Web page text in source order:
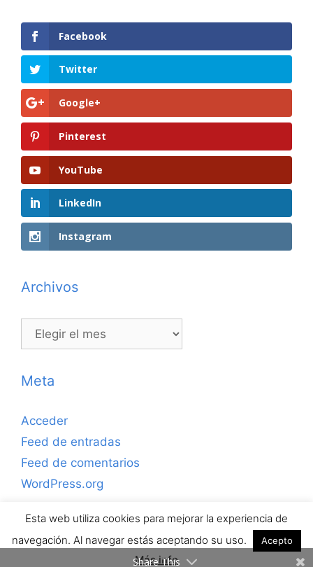
Facebook
Twitter
Google+
Pinterest
YouTube
LinkedIn
Instagram
Archivos
Archivos
Meta
Acceder
Feed de entradas
Feed de comentarios
WordPress.org
Copyrihgt © 2026 ejerciciosdefutbolsala.com por José
Antonio Valle · Todos los derechos reservados.
Esta web utiliza cookies para mejorar la experiencia de
navegación. Al navegar estás aceptando su uso.
Acepto
Más info
Share This